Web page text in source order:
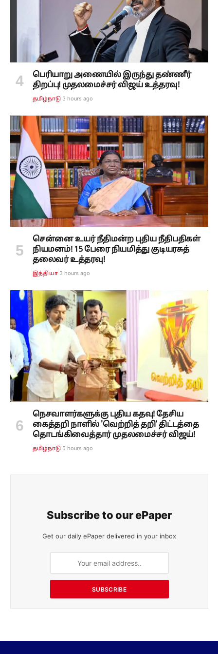
பெரியாறு அணையில் இருந்து தண்ணீர்
திறப்பு! முதலமைச்சர் விஜய் உத்தரவு!
தமிழ்நாடு 3 hours ago
சென்னை உயர் நீதிமன்ற புதிய நீதிபதிகள்
நியமனம்! 15 பேரை நியமித்து குடியரசுத்
தலைவர் உத்தரவு!
இந்தியா 3 hours ago
நெசவாளர்களுக்கு புதிய கதவு! தேசிய
கைத்தறி நாளில் 'வெற்றித் தறி' திட்டத்தை
தொடங்கிவைத்தார் முதலமைச்சர் விஜய்!
தமிழ்நாடு 5 hours ago
Subscribe to our ePaper
Get our daily ePaper delivered in your inbox
SUBSCRIBE